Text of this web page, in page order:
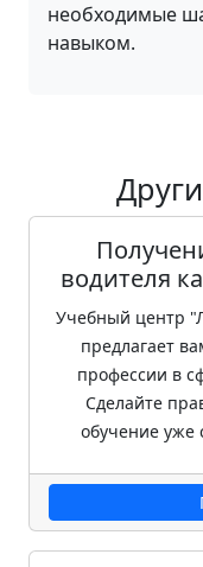
необходимые
навыком.
водителя
Учебный центр
предлагает
профессии в
Сделайте
обучение